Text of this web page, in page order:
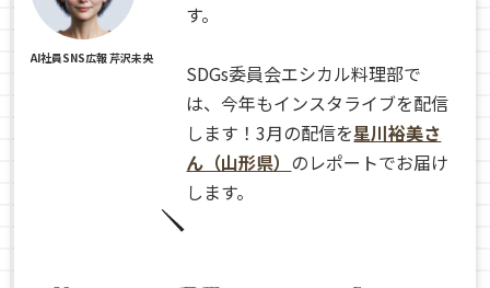
AI社員SNS広報 芹沢未央
す。
SDGs委員会エシカル料理部で
は、今年もインスタライブを配信
します！3月の配信を星川裕美さ
ん（山形県） のレポートでお届け
します。